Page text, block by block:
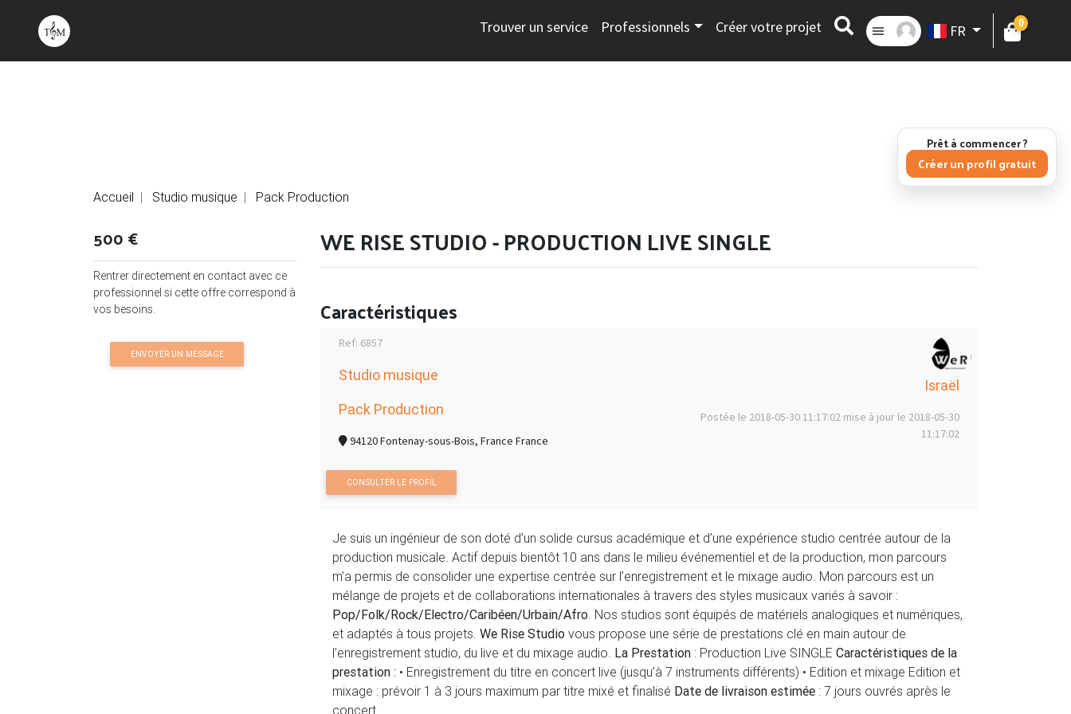
Trouver un service Professionnels Créer votre projet FR 0
Accueil Studio musique Pack Production
500 €
Rentrer directement en contact avec ce
professionnel si cette offre correspond à
vos besoins.
ENVOYER UN MESSAGE
WE RISE STUDIO - PRODUCTION LIVE SINGLE
Caractéristiques
Ref: 6857
Studio musique
Pack Production
94120 Fontenay-sous-Bois, France France
Israël
Postée le 2018-05-30 11:17:02 mise à jour le 2018-05-30
11:17:02
CONSULTER LE PROFIL
Je suis un ingénieur de son doté d’un solide cursus académique et d’une expérience studio centrée autour de la
production musicale. Actif depuis bientôt 10 ans dans le milieu événementiel et de la production, mon parcours
m’a permis de consolider une expertise centrée sur l’enregistrement et le mixage audio. Mon parcours est un
mélange de projets et de collaborations internationales à travers des styles musicaux variés à savoir :
Pop/Folk/Rock/Electro/Caribéen/Urbain/Afro . Nos studios sont équipés de matériels analogiques et numériques,
et adaptés à tous projets. We Rise Studio vous propose une série de prestations clé en main autour de
l’enregistrement studio, du live et du mixage audio. La Prestation : Production Live SINGLE Caractéristiques de la
prestation : • Enregistrement du titre en concert live (jusqu’à 7 instruments différents) • Edition et mixage Edition et
mixage : prévoir 1 à 3 jours maximum par titre mixé et finalisé Date de livraison estimée : 7 jours ouvrés après le
concert
Prêt à commencer ?
Créer un profil gratuit